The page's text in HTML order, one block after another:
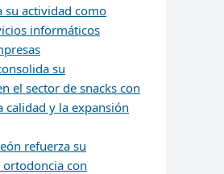
su actividad como
informáticos
su
el sector de snacks con
calidad y la expansión
refuerza su
ortodoncia con